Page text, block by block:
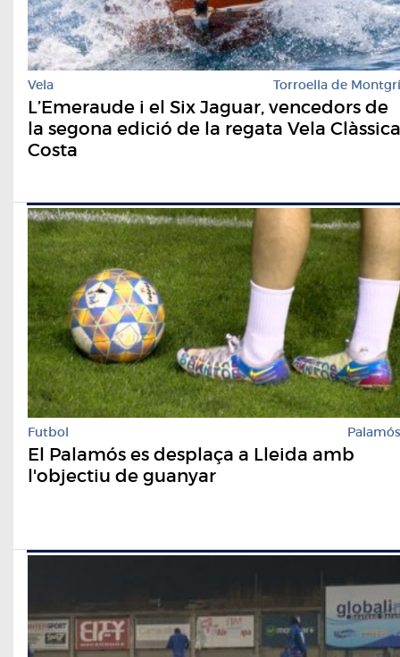
Vela Torroella de Montgrí
L’Emeraude i el Six Jaguar, vencedors de
la segona edició de la regata Vela Clàssica
Costa
Futbol Palamós
El Palamós es desplaça a Lleida amb
l'objectiu de guanyar